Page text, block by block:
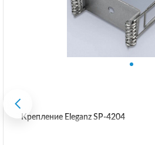
Крепление Eleganz SP-4204